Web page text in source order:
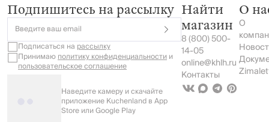
Подпишитесь на рассылку
Введите ваш email
Подписаться на рассылку
Принимаюполитику конфиденциальностии
пользовательское соглашение
Наведите камеру и скачайте
приложение Kuchenland в App
Store или Google Play
Найти
магазин
8 (800) 500-
14-05
online@khlh.ru
Контакты
О
О